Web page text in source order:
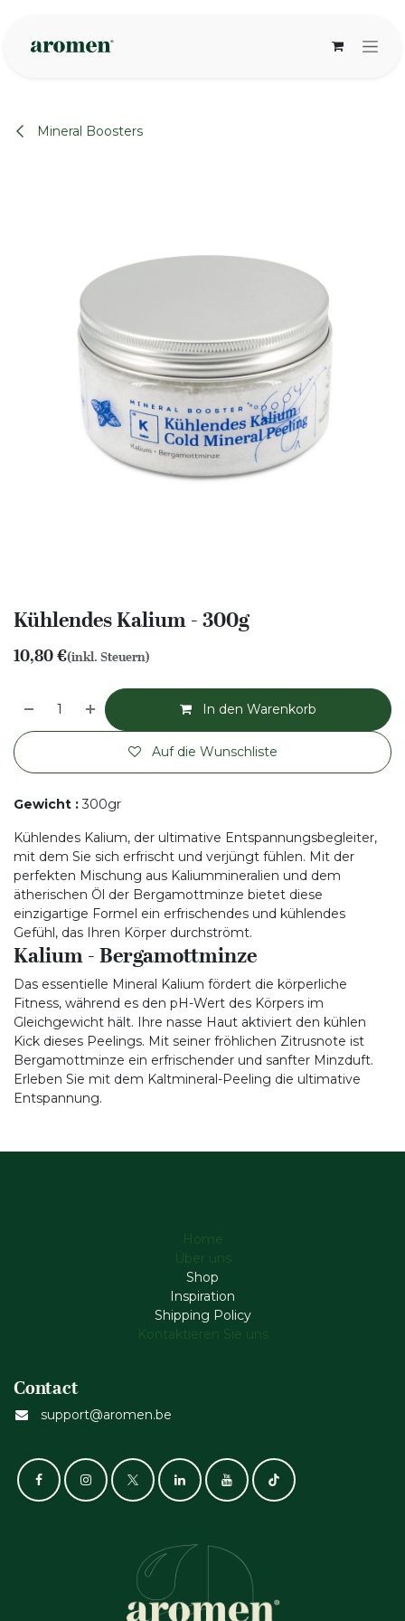
Mineral Boosters
Kühlendes Kalium - 300g
10,80€(inkl. Steuern)
In den Warenkorb
Auf die Wunschliste
Gewicht : 300gr
Kühlendes Kalium, der ultimative Entspannungsbegleiter,
mit dem Sie sich erfrischt und verjüngt fühlen. Mit der
perfekten Mischung aus Kaliummineralien und dem
ätherischen Öl der Bergamottminze bietet diese
einzigartige Formel ein erfrischendes und kühlendes
Gefühl, das Ihren Körper durchströmt.
Kalium - Bergamottminze
Das essentielle Mineral Kalium fördert die körperliche
Fitness, während es den pH-Wert des Körpers im
Gleichgewicht hält. Ihre nasse Haut aktiviert den kühlen
Kick dieses Peelings. Mit seiner fröhlichen Zitrusnote ist
Bergamottminze ein erfrischender und sanfter Minzduft.
Erleben Sie mit dem Kaltmineral-Peeling die ultimative
Entspannung.
Home
Über uns
Shop
Inspiration
Shipping Policy
Kontaktieren Sie uns
Contact
support@aromen.be